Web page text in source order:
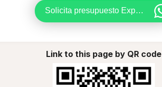
Solicita presupuesto Express
Link to this page by QR code